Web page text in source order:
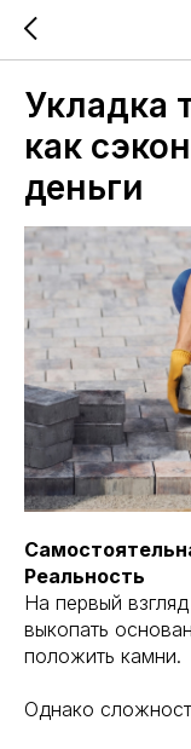
Укладка
как
деньги
Реальность
На первый
выкопать
положить камни.
Однако